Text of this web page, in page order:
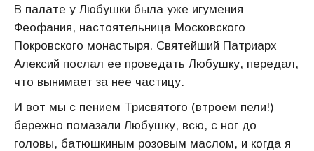
В палате у Любушки была уже игумения
Феофания, настоятельница Московского
Покровского монастыря. Святейший Патриарх
Алексий послал ее проведать Любушку, передал,
что вынимает за нее частицу.
И вот мы с пением Трисвятого (втроем пели!)
бережно помазали Любушку, всю, с ног до
головы, батюшкиным розовым маслом, и когда я